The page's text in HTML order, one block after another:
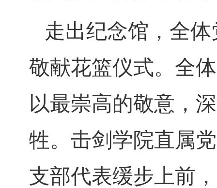
走出纪念馆，全
敬献花篮仪式。全
以最崇高的敬意，
牲。击剑学院直属
支部代表缓步上前